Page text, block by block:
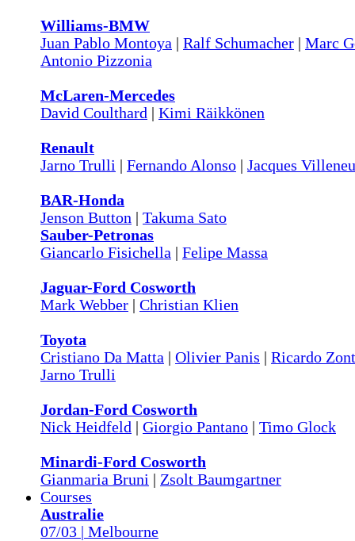
Williams-BMW
Juan Pablo Montoya
Ralf Schumacher
Marc
Antonio Pizzonia
McLaren-Mercedes
David Coulthard
Kimi Räikkönen
Renault
Jarno Trulli
Fernando Alonso Jacques
BAR-Honda
Jenson Button
Takuma Sato
Sauber-Petronas
Giancarlo Fisichella
Felipe Massa
Jaguar-Ford Cosworth
Mark Webber
Christian Klien
Toyota
Cristiano Da Matta
Olivier Panis
Ricardo
Jarno Trulli
Jordan-Ford Cosworth
Nick Heidfeld
Giorgio Pantano Timo Glock
Minardi-Ford Cosworth
Gianmaria Bruni
Zsolt Baumgartner
Courses
Australie
07/03 | Melbourne